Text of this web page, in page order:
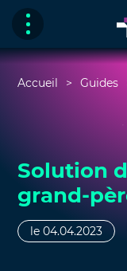
Accueil Guides
Solution
grand-
le 04.04.2023